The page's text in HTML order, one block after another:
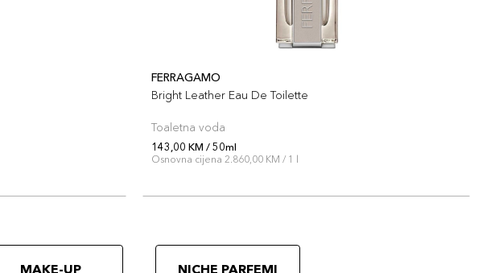
FERRAGAMO
Bright Leather Eau De Toilette
Toaletna voda
143,00 KM / 50ml
Osnovna cijena 2.860,00 KM / 1 l
MAKE-UP NICHE PARFEMI